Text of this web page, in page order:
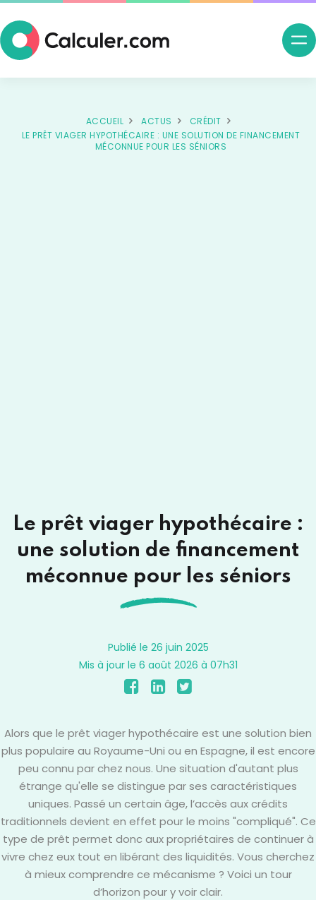
ACCUEIL ACTUS
CRÉDIT
LE PRÊT VIAGER HYPOTHÉCAIRE : UNE SOLUTION DE FINANCEMENT
MÉCONNUE POUR LES SÉNIORS
Le prêt viager hypothécaire :
une solution de financement
méconnue pour les séniors
Publié le 26 juin 2025
Mis à jour le 6 août 2026 à 07h31
Alors que le prêt viager hypothécaire est une solution bien
plus populaire au Royaume-Uni ou en Espagne, il est encore
peu connu par chez nous. Une situation d'autant plus
étrange qu'elle se distingue par ses caractéristiques
uniques. Passé un certain âge, l’accès aux crédits
traditionnels devient en effet pour le moins "compliqué". Ce
type de prêt permet donc aux propriétaires de continuer à
vivre chez eux tout en libérant des liquidités. Vous cherchez
à mieux comprendre ce mécanisme ? Voici un tour
d’horizon pour y voir clair.